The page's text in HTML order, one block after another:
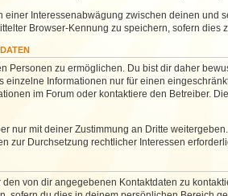
Interessenabwägung zwischen deinen
Browser-Kennung zu speichern, sofern
Personen zu ermöglichen. Du bist dir daher
Informationen nur für einen
im Forum oder kontaktiere den Betreiber.
nur mit deiner Zustimmung an Dritte
zur Durchsetzung rechtlicher Interessen
von dir angegebenen Kontaktdaten zu